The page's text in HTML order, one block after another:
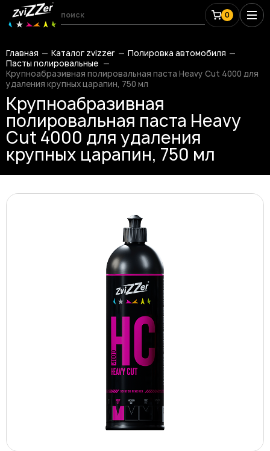
0
Главная Каталог zvizzer
Полировка автомобиля
Пасты полировальные
Крупноабразивная полировальная паста Heavy Cut 4000 для
удаления крупных царапин, 750 мл
Крупноабразивная
полировальная паста Heavy
Cut 4000 для удаления
крупных царапин, 750 мл